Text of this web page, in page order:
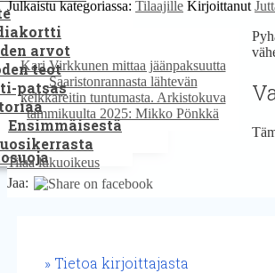
arvot
teot
patsas
Ensimmäisestä
Julkaistu kategoriassa: Tilaajille Kirjoittanut
Kari Virkkunen mittaa jäänpaksuutta
Saaristonrannasta lähtevän
kelkkareitin tuntumasta. Arkistokuva
tammikuulta 2025: Mikko Pönkkä
Tilaa lukuoikeus
Jaa:
Tietoa kirjoittajasta